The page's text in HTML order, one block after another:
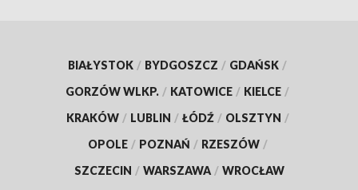
BIAŁYSTOK / BYDGOSZCZ / GDAŃSK /
GORZÓW WLKP. / KATOWICE / KIELCE /
KRAKÓW / LUBLIN / ŁÓDŹ / OLSZTYN /
OPOLE / POZNAŃ / RZESZÓW /
SZCZECIN / WARSZAWA / WROCŁAW